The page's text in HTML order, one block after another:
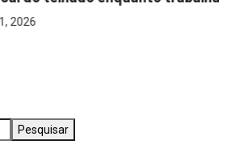
Pesquisar